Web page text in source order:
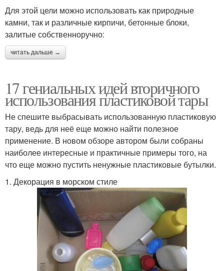
Для этой цели можно использовать как природные
камни, так и различные кирпичи, бетонные блоки,
залитые собственноручно:
читать дальше →
17 гениальных идей вторичного
использования пластиковой тары
Не спешите выбрасывать использованную пластиковую
тару, ведь для неё еще можно найти полезное
применение. В новом обзоре автором были собраны
наиболее интересные и практичные примеры того, на
что еще можно пустить ненужные пластиковые бутылки.
1. Декорация в морском стиле